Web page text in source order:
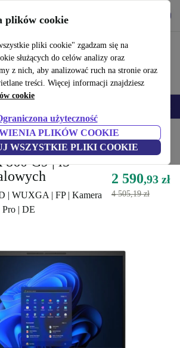
plików cookie
pliki cookie" zgadzam się na
służących do celów analizy oraz
z nich, aby analizować ruch na stronie oraz
treści. Więcej informacji znajdziesz
cookie
użyteczność
PLIKÓW COOKIE
WSZYSTKIE PLIKI COOKIE
szybko i łatwo
Laptopy Laptopy HP
860 G9 | i5-
| WUXGA | FP | Kamera
Pro | DE
2 590,93 zł
4 505,19 zł